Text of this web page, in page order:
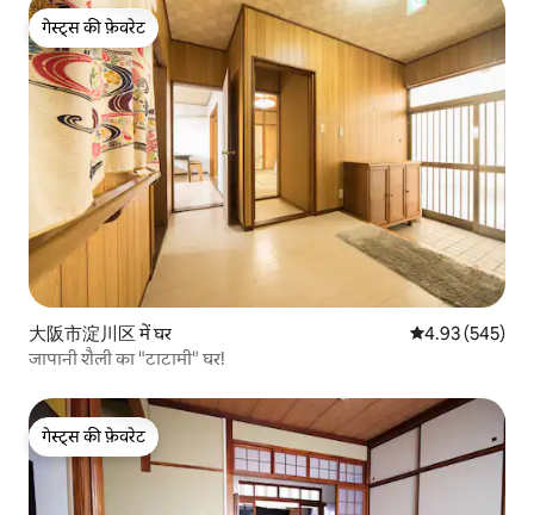
गेस्ट्स की फ़ेवरेट
गेस्ट्स की फ़ेवरेट
大阪市淀川区 में घर औसत रेटिंग 5 में से
4.93 (545)
जापानी शैली का "टाटामी" घर!
गेस्ट्स की फ़ेवरेट
गेस्ट्स की फ़ेवरेट